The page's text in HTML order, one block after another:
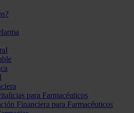
para Farmacéuticos
Financiera para Farmacéuticos